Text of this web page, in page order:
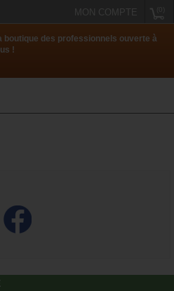
MON COMPTE
boutique des professionnels ouverte à
!